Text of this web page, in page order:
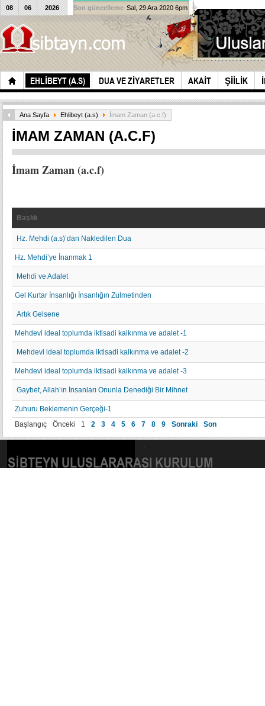
EHLIBEYT (A.S) DUA VE ZIYARETLER AKAIT ŞIILIK
08 06 2026 Son güncelleme Sal, 29 Ara 2020 6pm
Ana Sayfa Ehlibeyt (a.s) İmam Zaman (a.c.f)
İMAM ZAMAN (A.C.F)
İmam Zaman (a.c.f)
Başlık
Hz. Mehdi (a.s)’dan Nakledilen Dua
Hz. Mehdi’ye İnanmak 1
Mehdi ve Adalet
Gel Kurtar İnsanlığı İnsanlığın Zulmetinden
Artık Gelsene
Mehdevi ideal toplumda iktisadi kalkınma ve adalet -1
Mehdevi ideal toplumda iktisadi kalkınma ve adalet -2
Mehdevi ideal toplumda iktisadi kalkınma ve adalet -3
Gaybet, Allah’ın İnsanları Onunla Denediği Bir Mihnet
Zuhuru Beklemenin Gerçeği-1
Başlangıç
Önceki 1 2 3 4 5 6 7 8 9 Sonraki Son
SIBTEYN ULUSLARARASI KURULUM